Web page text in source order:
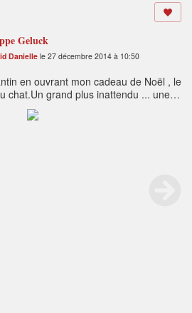
Geluck
Daniellele 27 décembre 2014 à 10:50
en ouvrant mon cadeau de Noël , le
chat.Un grand plus inattendu ... une
me touche beaucoup.Merci Père
chat :-)